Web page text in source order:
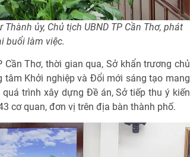
ủy, Chủ tịch UBND TP Cần Thơ, phát
buổi làm việc.
Cần Thơ, thời gian qua, Sở khẩn trương chủ
tâm Khởi nghiệp và Đổi mới sáng tạo mang
trình xây dựng Đề án, Sở tiếp thu ý kiến
cơ quan, đơn vị trên địa bàn thành phố.